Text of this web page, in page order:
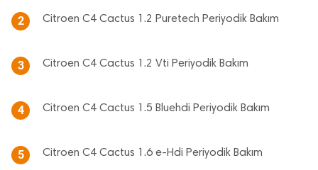
2 Citroen C4 Cactus 1.2 Puretech Periyodik Bakım
3 Citroen C4 Cactus 1.2 Vti Periyodik Bakım
4 Citroen C4 Cactus 1.5 Bluehdi Periyodik Bakım
5 Citroen C4 Cactus 1.6 e-Hdi Periyodik Bakım